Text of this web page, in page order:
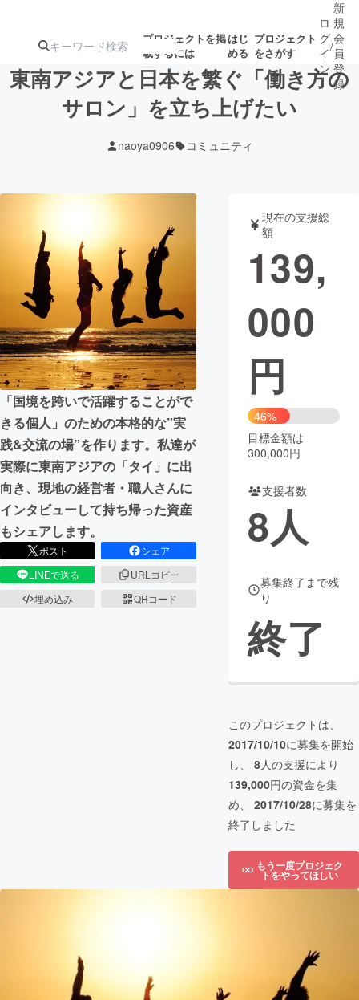
プロジェクトを掲
載するには
はじ
める
プロジェクト
をさがす
ジェクト
ロジェクト
音楽
テクノロジー・ガジェット ゲーム・サ
映像・映画
ビジネス・起業
まちづくり・地域活性化
CAMPFIRE for Social Good CAMPFIRE Creation
CAMPFIREふるさと納税machi-ya コミュニティ
ロ
グ
イ
ン
/
新
規
会
員
登
録
東南アジアと日本を繁ぐ「働き方の
サロン」を立ち上げたい
naoya0906 コミュニティ
「国境を跨いで活躍することがで
きる個人」のための本格的な”実
践&交流の場”を作ります。私達が
実際に東南アジアの「タイ」に出
向き、現地の経営者・職人さんに
インタビューして持ち帰った資産
もシェアします。
ポスト
シェア
LINEで送る
URLコピー
埋め込み
QRコード
現在の支援総
額
139,
000
円
46%
目標金額は
300,000円
支援者数
8人
募集終了まで残
り
終了
このプロジェクトは、
2017/10/10に募集を開始
し、 8人の支援により
139,000円の資金を集
め、 2017/10/28に募集を
終了しました
もう一度プロジェク
トをやってほしい